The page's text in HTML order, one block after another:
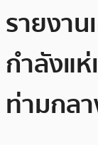
รายงา
กำลังแ
ท่ามกล